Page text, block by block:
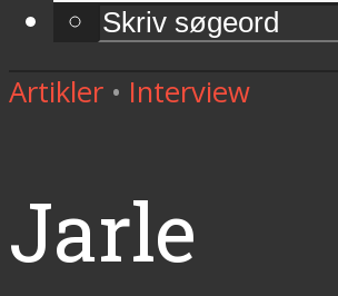
Artikler • Interview
Jarle